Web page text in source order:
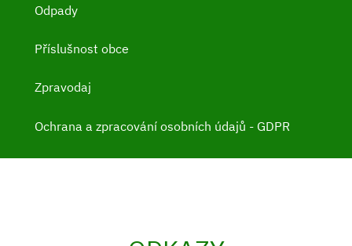
Odpady
Příslušnost obce
Zpravodaj
Ochrana a zpracování osobních údajů - GDPR